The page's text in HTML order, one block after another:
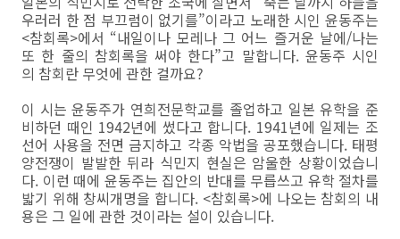
우러러 한 점 부끄럼이 없기를”이라고 노래한 시인 윤동주는
<참회록>에서 “내일이나 모레나 그 어느 즐거운 날에/나는
또 한 줄의 참회록을 써야 한다”고 말합니다. 윤동주 시인
의 참회란 무엇에 관한 걸까요?
이 시는 윤동주가 연희전문학교를 졸업하고 일본 유학을 준
비하던 때인 1942년에 썼다고 합니다. 1941년에 일제는 조
선어 사용을 전면 금지하고 각종 악법을 공포했습니다. 태평
양전쟁이 발발한 뒤라 식민지 현실은 암울한 상황이었습니
다. 이런 때에 윤동주는 집안의 반대를 무릅쓰고 유학 절차를
밟기 위해 창씨개명을 합니다. <참회록>에 나오는 참회의 내
용은 그 일에 관한 것이라는 설이 있습니다.